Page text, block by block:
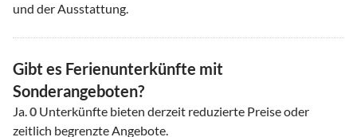
und der Ausstattung.
Gibt es Ferienunterkünfte mit
Sonderangeboten?
Ja.0 Unterkünfte bieten derzeit reduzierte Preise oder
zeitlich begrenzte Angebote.